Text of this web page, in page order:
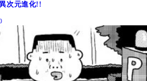
次元進化!!